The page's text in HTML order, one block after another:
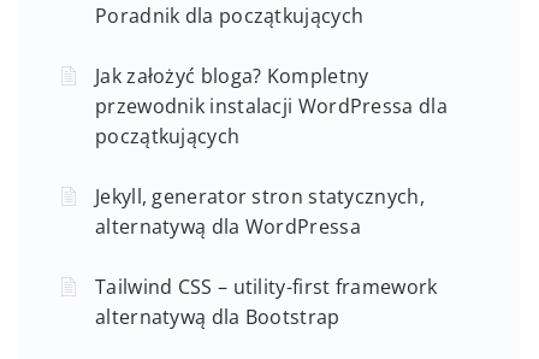
Poradnik dla początkujących
Jak założyć bloga? Kompletny
przewodnik instalacji WordPressa dla
początkujących
Jekyll, generator stron statycznych,
alternatywą dla WordPressa
Tailwind CSS – utility-first framework
alternatywą dla Bootstrap